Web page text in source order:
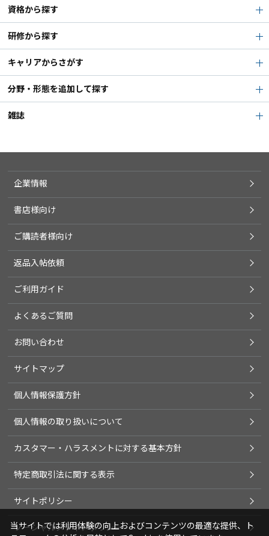
資格から探す
研修から探す
キャリアからさがす
分野・形態を追加して探す
雑誌
企業情報
書店様向け
ご購読者様向け
返品入帖依頼
ご利用ガイド
よくあるご質問
お問い合わせ
サイトマップ
個人情報保護方針
個人情報の取り扱いについて
カスタマー・ハラスメントに対する基本方針
特定商取引法に関する表示
サイトポリシー
ソーシャルメディアポリシー
当サイトでは利用体験の向上およびコンテンツの最適な提供、ト